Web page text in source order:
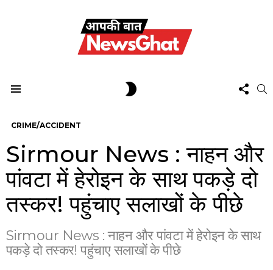
US
CRIME/ACCIDENT
Sirmour News : नाहन और
पांवटा में हेरोइन के साथ पकड़े दो
तस्कर! पहुंचाए सलाखों के पीछे
Sirmour News : नाहन और पांवटा में हेरोइन के साथ
पकड़े दो तस्कर! पहुंचाए सलाखों के पीछे